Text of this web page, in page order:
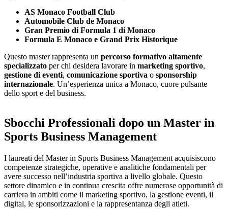
AS Monaco Football Club
Automobile Club de Monaco
Gran Premio di Formula 1 di Monaco
Formula E Monaco e Grand Prix Historique
Questo master rappresenta un percorso formativo altamente
specializzato per chi desidera lavorare in marketing sportivo,
gestione di eventi, comunicazione sportiva o sponsorship
internazionale. Un’esperienza unica a Monaco, cuore pulsante
dello sport e del business.
Sbocchi Professionali dopo un Master in
Sports Business Management
I laureati del Master in Sports Business Management acquisiscono
competenze strategiche, operative e analitiche fondamentali per
avere successo nell’industria sportiva a livello globale. Questo
settore dinamico e in continua crescita offre numerose opportunità di
carriera in ambiti come il marketing sportivo, la gestione eventi, il
digital, le sponsorizzazioni e la rappresentanza degli atleti.